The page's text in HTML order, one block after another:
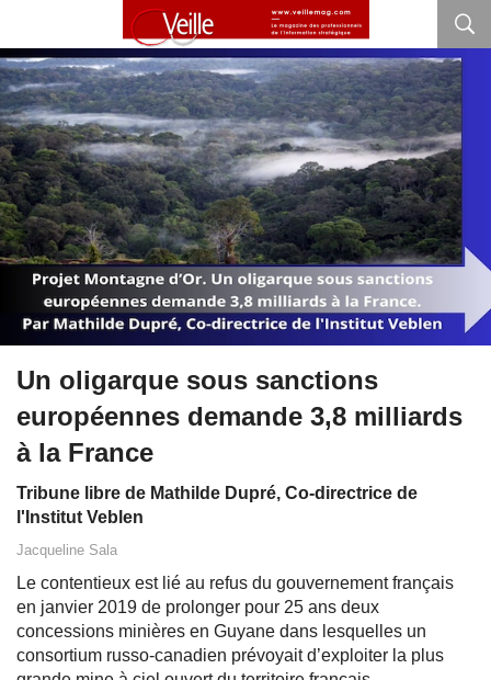
Un oligarque sous sanctions
européennes demande 3,8 milliards
à la France
Tribune libre de Mathilde Dupré, Co-directrice de
l'Institut Veblen
Jacqueline Sala
Le contentieux est lié au refus du gouvernement français
en janvier 2019 de prolonger pour 25 ans deux
concessions minières en Guyane dans lesquelles un
consortium russo-canadien prévoyait d’exploiter la plus